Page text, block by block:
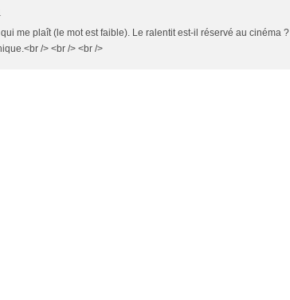
me plaît (le mot est faible). Le ralentit est-il réservé au cinéma ?
/> <br /> <br />